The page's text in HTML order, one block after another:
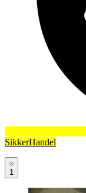
SikkerHandel
1